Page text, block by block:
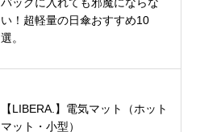
い！超軽量の日傘おすすめ10
選。
【LIBERA.】電気マット（ホット
マット・小型）